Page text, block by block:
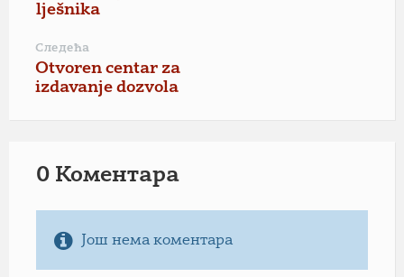
lješnika
Следећа
Otvoren centar za
izdavanje dozvola
0 Коментарa
Још нема коментара